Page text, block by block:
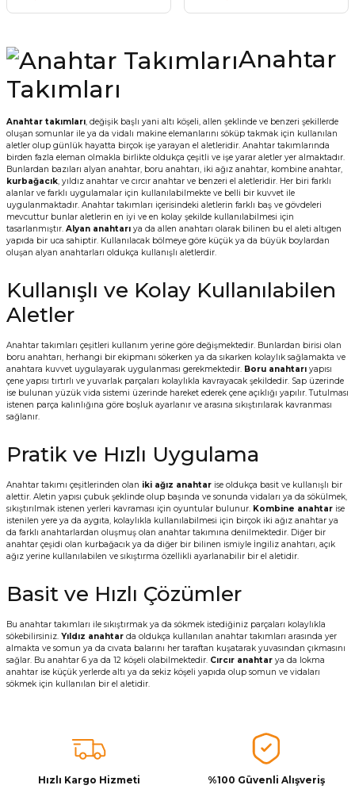
Anahtar
Takımları
Anahtar takımları, değişik başlı yani altı köşeli, allen şeklinde ve benzeri şekillerde
oluşan somunlar ile ya da vidalı makine elemanlarını söküp takmak için kullanılan
aletler olup günlük hayatta birçok işe yarayan el aletleridir. Anahtar takımlarında
birden fazla eleman olmakla birlikte oldukça çeşitli ve işe yarar aletler yer almaktadır.
Bunlardan bazıları alyan anahtar, boru anahtarı, iki ağız anahtar, kombine anahtar,
kurbağacık, yıldız anahtar ve cırcır anahtar ve benzeri el aletleridir. Her biri farklı
alanlar ve farklı uygulamalar için kullanılabilmekte ve belli bir kuvvet ile
uygulanmaktadır. Anahtar takımları içerisindeki aletlerin farklı baş ve gövdeleri
mevcuttur bunlar aletlerin en iyi ve en kolay şekilde kullanılabilmesi için
tasarlanmıştır. Alyan anahtarı ya da allen anahtarı olarak bilinen bu el aleti altıgen
yapıda bir uca sahiptir. Kullanılacak bölmeye göre küçük ya da büyük boylardan
oluşan alyan anahtarları oldukça kullanışlı aletlerdir.
Kullanışlı ve Kolay Kullanılabilen
Aletler
Anahtar takımları çeşitleri kullanım yerine göre değişmektedir. Bunlardan birisi olan
boru anahtarı, herhangi bir ekipmanı sökerken ya da sıkarken kolaylık sağlamakta ve
anahtara kuvvet uygulayarak uygulanması gerekmektedir. Boru anahtarı yapısı
çene yapısı tırtırlı ve yuvarlak parçaları kolaylıkla kavrayacak şekildedir. Sap üzerinde
ise bulunan yüzük vida sistemi üzerinde hareket ederek çene açıklığı yapılır. Tutulması
istenen parça kalınlığına göre boşluk ayarlanır ve arasına sıkıştırılarak kavranması
sağlanır.
Pratik ve Hızlı Uygulama
Anahtar takımı çeşitlerinden olan iki ağız anahtar ise oldukça basit ve kullanışlı bir
alettir. Aletin yapısı çubuk şeklinde olup başında ve sonunda vidaları ya da sökülmek,
sıkıştırılmak istenen yerleri kavraması için oyuntular bulunur. Kombine anahtar ise
istenilen yere ya da aygıta, kolaylıkla kullanılabilmesi için birçok iki ağız anahtar ya
da farklı anahtarlardan oluşmuş olan anahtar takımına denilmektedir. Diğer bir
anahtar çeşidi olan kurbağacık ya da diğer bir bilinen ismiyle İngiliz anahtarı, açık
ağız yerine kullanılabilen ve sıkıştırma özellikli ayarlanabilir bir el aletidir.
Basit ve Hızlı Çözümler
Bu anahtar takımları ile sıkıştırmak ya da sökmek istediğiniz parçaları kolaylıkla
sökebilirsiniz. Yıldız anahtar da oldukça kullanılan anahtar takımları arasında yer
almakta ve somun ya da cıvata balarını her taraftan kuşatarak yuvasından çıkmasını
sağlar. Bu anahtar 6 ya da 12 köşeli olabilmektedir. Cırcır anahtar ya da lokma
anahtar ise küçük yerlerde altı ya da sekiz köşeli yapıda olup somun ve vidaları
sökmek için kullanılan bir el aletidir.
Hızlı Kargo Hizmeti
%100 Güvenli Alışveriş